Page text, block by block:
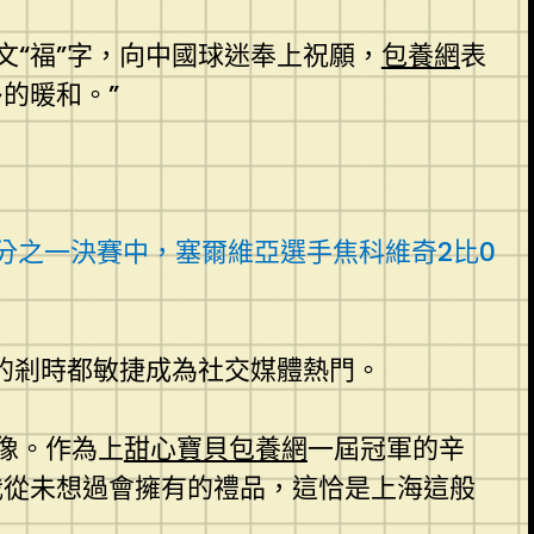
福”字，向中國球迷奉上祝願， 包養網表
暖和。”
之一決賽中，塞爾維亞選手焦科維奇2比0
時都敏捷成為社交媒體熱門。
。作為上甜心寶貝包養網一屆冠軍的辛
未想過會擁有的禮品，這恰是上海這般